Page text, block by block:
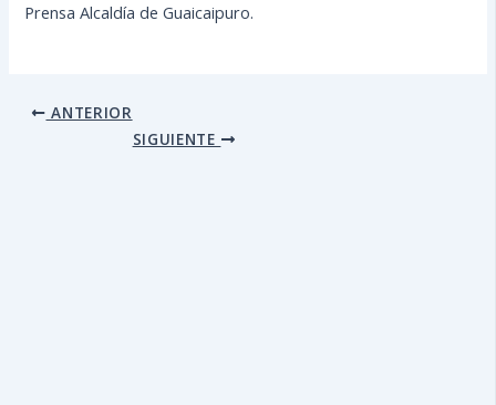
Prensa Alcaldía de Guaicaipuro.
ANTERIOR
SIGUIENTE